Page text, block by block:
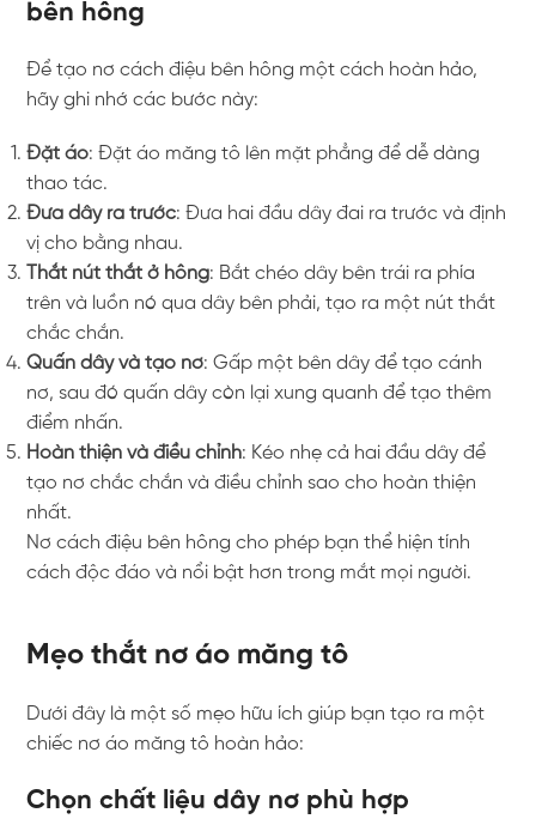
bên hông
Để tạo nơ cách điệu bên hông một cách hoàn hảo,
hãy ghi nhớ các bước này:
Đặt áo: Đặt áo măng tô lên mặt phẳng để dễ dàng
thao tác.
Đưa dây ra trước: Đưa hai đầu dây đai ra trước và định
vị cho bằng nhau.
Thắt nút thắt ở hông: Bắt chéo dây bên trái ra phía
trên và luồn nó qua dây bên phải, tạo ra một nút thắt
chắc chắn.
Quấn dây và tạo nơ: Gấp một bên dây để tạo cánh
nơ, sau đó quấn dây còn lại xung quanh để tạo thêm
điểm nhấn.
Hoàn thiện và điều chỉnh: Kéo nhẹ cả hai đầu dây để
tạo nơ chắc chắn và điều chỉnh sao cho hoàn thiện
nhất.
Nơ cách điệu bên hông cho phép bạn thể hiện tính
cách độc đáo và nổi bật hơn trong mắt mọi người.
Mẹo thắt nơ áo măng tô
Dưới đây là một số mẹo hữu ích giúp bạn tạo ra một
chiếc nơ áo măng tô hoàn hảo:
Chọn chất liệu dây nơ phù hợp